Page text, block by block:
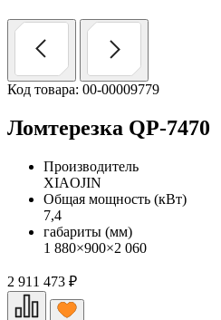
Код товара: 00-00009779
Ломтерезка QP-7470
Производитель
XIAOJIN
Общая мощность (кВт)
7,4
габариты (мм)
1 880×900×2 060
2 911 473 ₽